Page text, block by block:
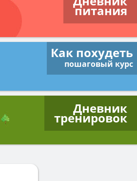
питания
Как похудеть
пошаговый курс
Дневник
тренировок